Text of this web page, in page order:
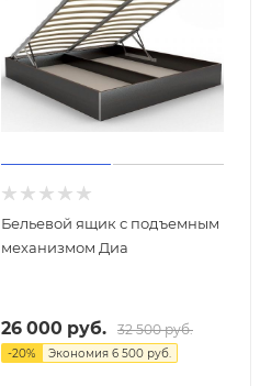
Бельевой ящик с подъемным
механизмом Диа
26 000 руб. 32 500руб.
-20% Экономия 6 500 руб.